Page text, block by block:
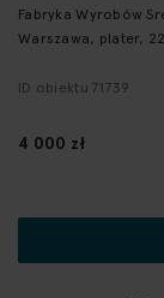
początek
galerii
Fabryka Wyrobów
Warszawa, plater,
ID obiektu 71739
4 000 zł